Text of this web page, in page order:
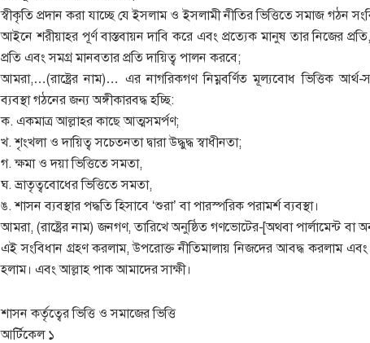
স্বীকৃতি প্রদান করা যাচ্ছে যে ইসলাম ও ইসলামী নীতির ভিত্তিতে সমাজ গঠন
আইনে শরীয়াহর পূর্ণ বাস্তবায়ন দাবি করে এবং প্রত্যেক মানুষ তার নিজের
প্রতি এবং সমগ্র মানবতার প্রতি দায়িত্ব পালন করবে;
আমরা,…(রাষ্ট্রের নাম)… এর নাগরিকগণ নিম্নবর্ণিত মূল্যবোধ ভিত্তিক আর্থ-
ব্যবস্থা গঠনের জন্য অঙ্গীকারবদ্ধ হচ্ছি:
ক. একমাত্র আল্লাহর কাছে আত্মসমর্পণ;
খ. শৃংখলা ও দায়িত্ব সচেতনতা দ্বারা উদ্ধুদ্ধ স্বাধীনতা;
গ. ক্ষমা ও দয়া ভিত্তিতে সমতা,
ঘ. ভ্রাতৃত্ববোধের ভিত্তিতে সমতা,
ঙ. শাসন ব্যবস্থার পদ্ধতি হিসাবে ‘শুরা’ বা পারস্পরিক পরামর্শ ব্যবস্থা।
আমরা, (রাষ্ট্রের নাম) জনগণ, তারিখে অনুষ্ঠিত গণভোটের-[অথবা পার্লামেন্ট বা
এই সংবিধান গ্রহণ করলাম, উপরোক্ত নীতিমালায় নিজদের আবদ্ধ করলাম এবং
হলাম। এবং আল্লাহ পাক আমাদের সাক্ষী।
শাসন কর্তৃত্বের ভিত্তি ও সমাজের ভিত্তি
আর্টিকেল ১